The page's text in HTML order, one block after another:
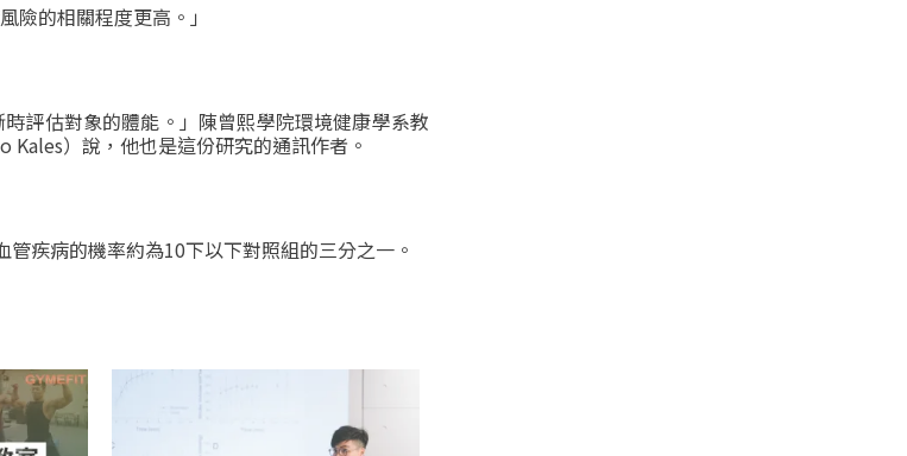
險的相關程度更高。」
評估對象的體能。」 陳曾熙學院環境健康學系教
Kales）說， 他也是這份研究的通訊作者。
疾病的機率約為10下以下對照組的三分之一。